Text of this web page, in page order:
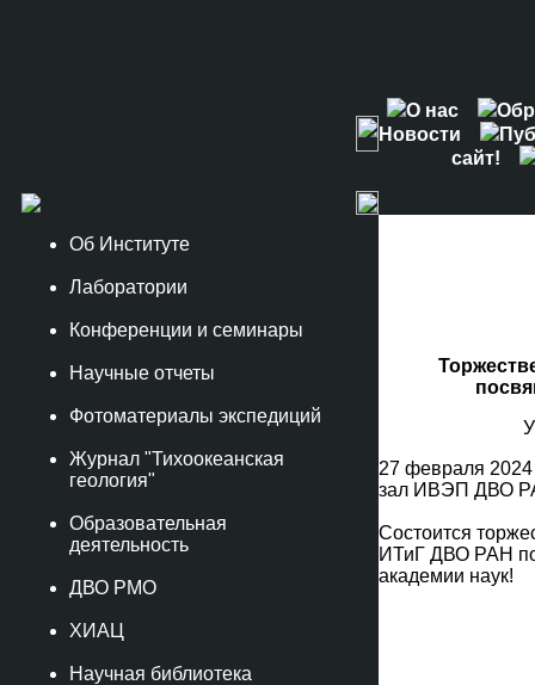
О нас
Новости
сайт!
Об Институте
Лаборатории
Конференции и семинары
Научные отчеты
Фотоматериалы экспедиций
Журнал "Тихоокеанская
геология"
Образовательная
деятельность
ДВО РМО
ХИАЦ
Научная библиотека
27 февраля 2024
зал ИВЭП ДВО
Состоится
ИТиГ ДВО РАН
академии наук!